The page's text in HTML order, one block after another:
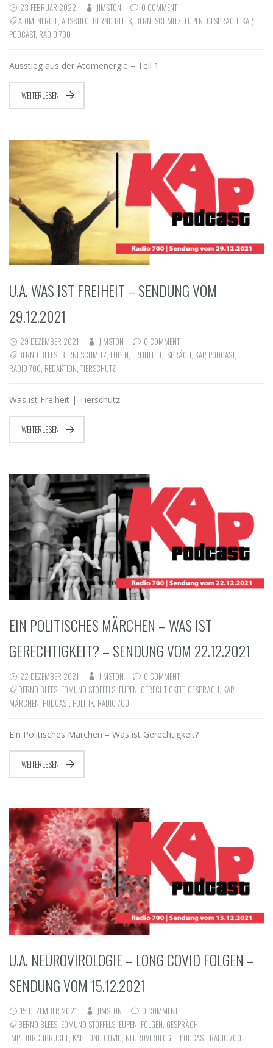
23 FEBRUAR 2022 JIMSTON
0 COMMENT
ATOMENERGIE AUSSTIEG BERND BLEES BERNI SCHMITZ EUPEN GESPRÄCH KAP,
PODCAST, RADIO 700
Ausstieg aus der Atomenergie – Teil 1
WEITERLESEN
U.A. WAS IST FREIHEIT – SENDUNG VOM
29.12.2021
29 DEZEMBER 2021 JIMSTON
0 COMMENT
BERND BLEES, BERNI SCHMITZ, EUPEN, FREIHEIT, GESPRÄCH, KAP, PODCAST,
RADIO 700, REDAKTION, TIERSCHUTZ
Was ist Freiheit | Tierschutz
WEITERLESEN
EIN POLITISCHES MÄRCHEN – WAS IST
GERECHTIGKEIT? – SENDUNG VOM 22.12.2021
22 DEZEMBER 2021 JIMSTON
0 COMMENT
BERND BLEES EDMUND STOFFELS EUPEN GERECHTIGKEIT, GESPRÄCH KAP,
MÄRCHEN PODCAST, POLITIK RADIO 700
Ein Politisches Märchen – Was ist Gerechtigkeit?
WEITERLESEN
U.A. NEUROVIROLOGIE – LONG COVID FOLGEN –
SENDUNG VOM 15.12.2021
15 DEZEMBER 2021 JIMSTON
0 COMMENT
BERND BLEES EDMUND STOFFELS EUPEN FOLGEN GESPRÄCH
IMPFDURCHBRÜCHE KAP, LONG COVID NEUROVIROLOGIE PODCAST, RADIO 700